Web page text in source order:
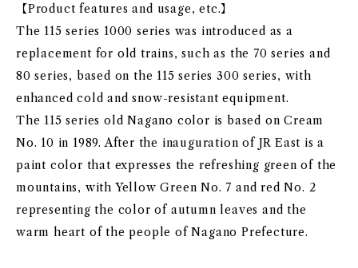
【Product features and usage, etc.】
The 115 series 1000 series was introduced as a
replacement for old trains, such as the 70 series and
80 series, based on the 115 series 300 series, with
enhanced cold and snow-resistant equipment.
The 115 series old Nagano color is based on Cream
No. 10 in 1989. After the inauguration of JR East is a
paint color that expresses the refreshing green of the
mountains, with Yellow Green No. 7 and red No. 2
representing the color of autumn leaves and the
warm heart of the people of Nagano Prefecture.